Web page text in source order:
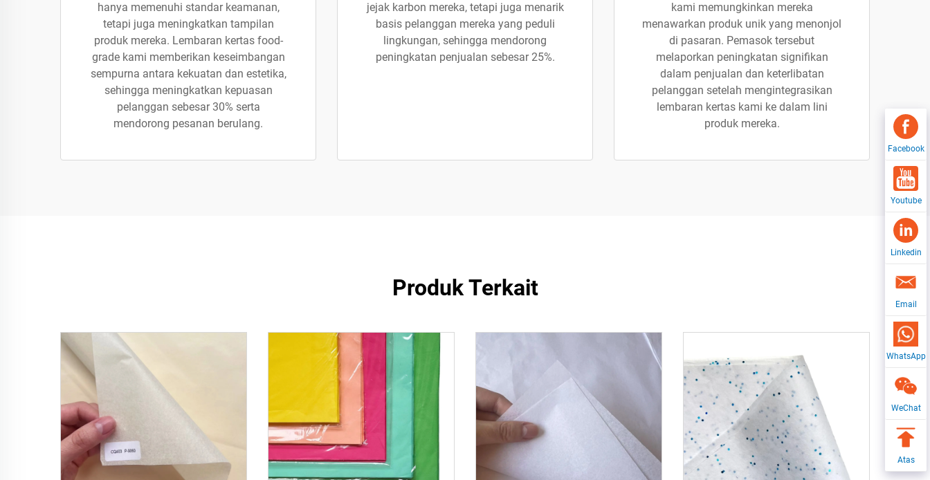
hanya memenuhi standar keamanan,
tetapi juga meningkatkan tampilan
produk mereka. Lembaran kertas food-
grade kami memberikan keseimbangan
sempurna antara kekuatan dan estetika,
sehingga meningkatkan kepuasan
pelanggan sebesar 30% serta
mendorong pesanan berulang.
jejak karbon mereka, tetapi juga menarik
basis pelanggan mereka yang peduli
lingkungan, sehingga mendorong
peningkatan penjualan sebesar 25%.
kami memungkinkan mereka
menawarkan produk unik yang menonjol
di pasaran. Pemasok tersebut
melaporkan peningkatan signifikan
dalam penjualan dan keterlibatan
pelanggan setelah mengintegrasikan
lembaran kertas kami ke dalam lini
produk mereka.
Produk Terkait
Facebook
Youtube
Linkedin
Email
WhatsApp
WeChat
Atas